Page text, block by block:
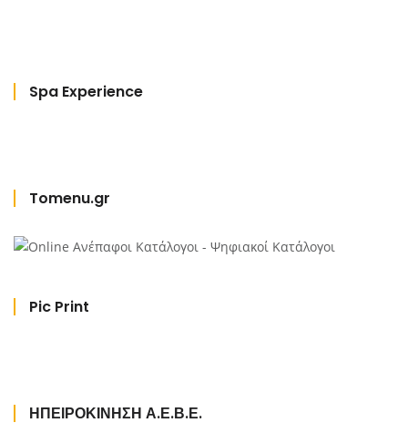
Spa Experience
Tomenu.gr
Pic Print
ΗΠΕΙΡΟΚΙΝΗΣΗ Α.Ε.Β.Ε.